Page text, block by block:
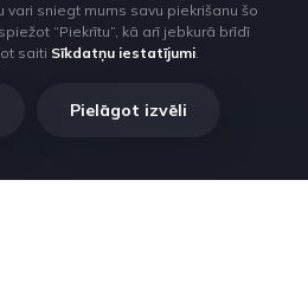
vari sniegt mums savu piekrišanu šo
“Piekrītu”, kā arī jebkurā brīdī
saiti Sīkdatņu iestatījumi.
Pielāgot izvēli